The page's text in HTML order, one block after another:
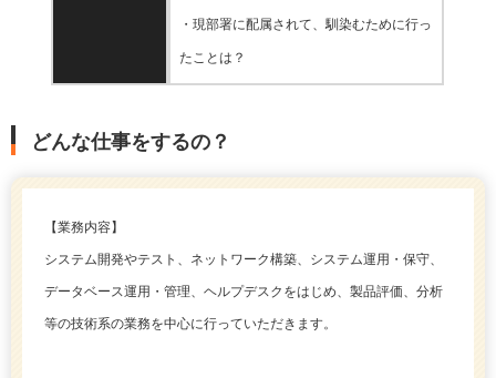
・現部署に配属されて、馴染むために行っ
たことは？
どんな仕事をするの？
【業務内容】
システム開発やテスト、ネットワーク構築、システム運用・保守、
データベース運用・管理、ヘルプデスクをはじめ、製品評価、分析
等の技術系の業務を中心に行っていただきます。